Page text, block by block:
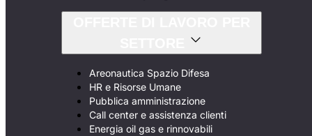
Areonautica Spazio Difesa
HR e Risorse Umane
Pubblica amministrazione
Call center e assistenza clienti
Energia oil gas e rinnovabili